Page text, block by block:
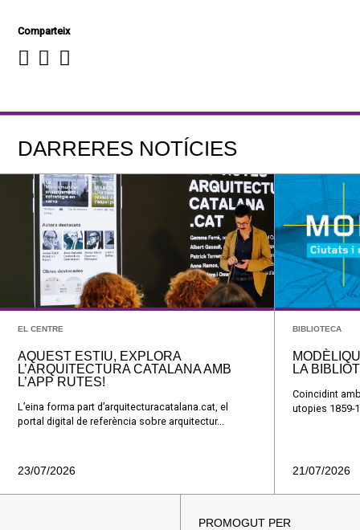
Comparteix
DARRERES NOTÍCIES
EL CENTRE
AQUEST ESTIU, EXPLORA
L’ARQUITECTURA CATALANA AMB
L’APP RUTES!
L’eina forma part d’arquitecturacatalana.cat, el
portal digital de referència sobre arquitectur...
23/07/2026
BIBLIOTECA
LA
Coincidint
utopies 1859-
21/07/2026
PROMOGUT PER